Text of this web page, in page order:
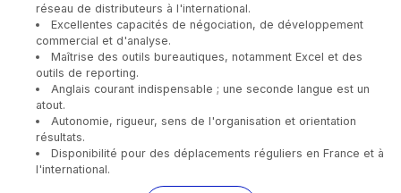
réseau de distributeurs à l'international.
Excellentes capacités de négociation, de développement
commercial et d'analyse.
Maîtrise des outils bureautiques, notamment Excel et des
outils de reporting.
Anglais courant indispensable ; une seconde langue est un
atout.
Autonomie, rigueur, sens de l'organisation et orientation
résultats.
Disponibilité pour des déplacements réguliers en France et à
l'international.